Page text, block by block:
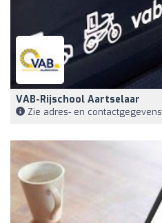
VAB-Rijschool Aartselaar
Zie adres- en contactgegevens